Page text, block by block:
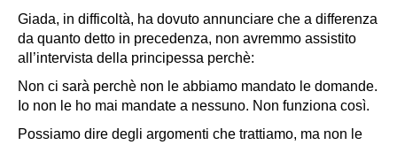
Giada, in difficoltà, ha dovuto annunciare che a differenza
da quanto detto in precedenza, non avremmo assistito
all’intervista della principessa perchè:
Non ci sarà perchè non le abbiamo mandato le domande.
Io non le ho mai mandate a nessuno. Non funziona così.
Possiamo dire degli argomenti che trattiamo, ma non le